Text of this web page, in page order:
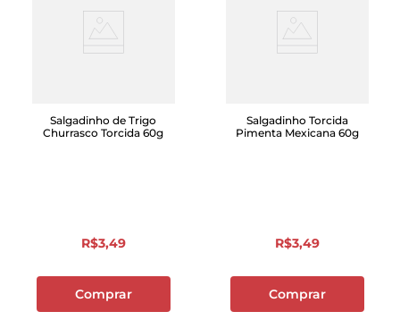
Salgadinho de Trigo
Churrasco Torcida 60g
R$3,49
Comprar
Salgadinho Torcida
Pimenta Mexicana 60g
R$3,49
Comprar